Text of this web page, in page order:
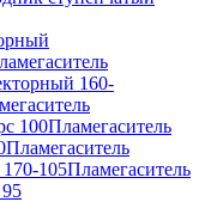
160-
100Пламегаситель
Пламегаситель
105Пламегаситель